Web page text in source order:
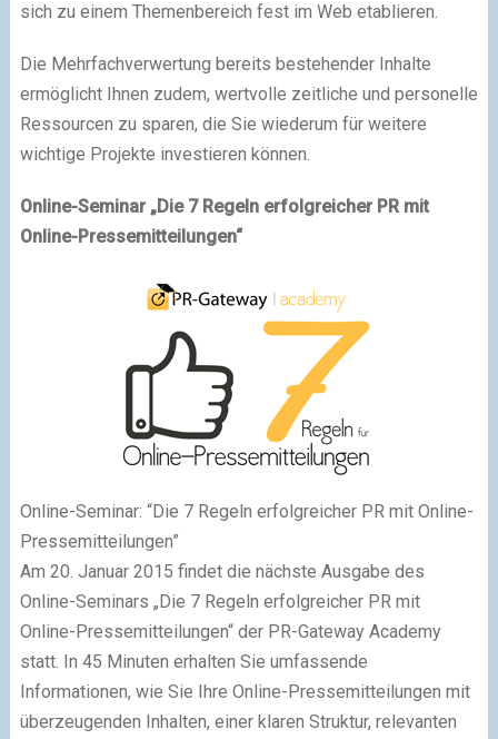
sich zu einem Themenbereich fest im Web etablieren.
Die Mehrfachverwertung bereits bestehender Inhalte
ermöglicht Ihnen zudem, wertvolle zeitliche und personelle
Ressourcen zu sparen, die Sie wiederum für weitere
wichtige Projekte investieren können.
Online-Seminar „Die 7 Regeln erfolgreicher PR mit
Online-Pressemitteilungen“
Online-Seminar: “Die 7 Regeln erfolgreicher PR mit Online-
Pressemitteilungen”
Am 20. Januar 2015 findet die nächste Ausgabe des
Online-Seminars „Die 7 Regeln erfolgreicher PR mit
Online-Pressemitteilungen“der PR-Gateway Academy
statt. In 45 Minuten erhalten Sie umfassende
Informationen, wie Sie Ihre Online-Pressemitteilungen mit
überzeugenden Inhalten, einer klaren Struktur, relevanten